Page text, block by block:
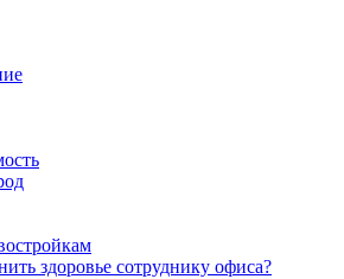
здоровье сотруднику офиса?